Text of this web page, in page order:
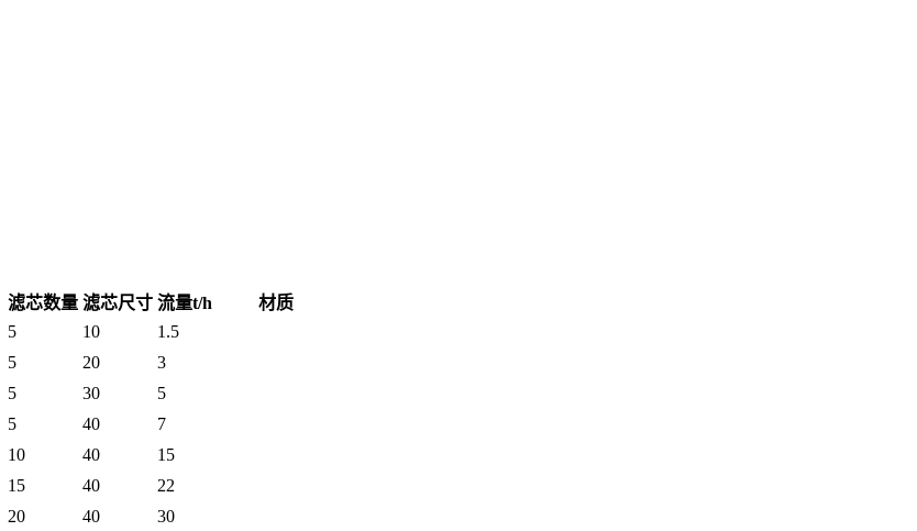
滤芯数量 滤芯尺寸 流量t/h
材质
5 10 1.5
5 20
3
5 30
5
5 40
7
10 40
15
15 40
22
20 40
30